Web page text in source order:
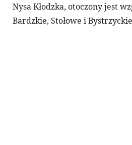
Nysa Kłodzka, otoczony jest
Bardzkie, Stołowe i